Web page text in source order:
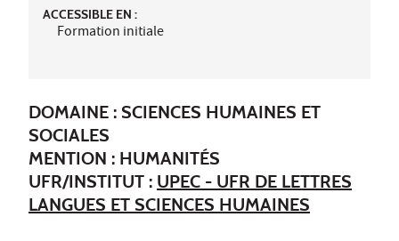
ACCESSIBLE EN :
Formation initiale
DOMAINE : SCIENCES HUMAINES ET
SOCIALES
MENTION : HUMANITÉS
UFR/INSTITUT : UPEC - UFR DE LETTRES
LANGUES ET SCIENCES HUMAINES